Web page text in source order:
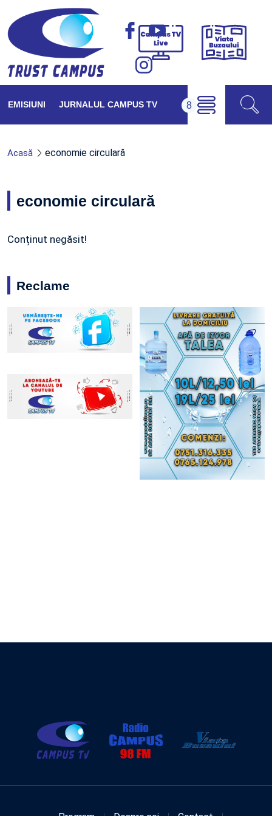
Campus
Viața
EMISIUNI JURNALUL CAMPUS TV
Acasă economie circulară
economie circulară
Conținut negăsit!
Reclame